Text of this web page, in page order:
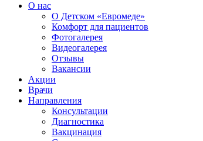
О нас
О Детском «Евромеде»
Комфорт для пациентов
Фотогалерея
Видеогалерея
Отзывы
Вакансии
Акции
Врачи
Направления
Консультации
Диагностика
Вакцинация